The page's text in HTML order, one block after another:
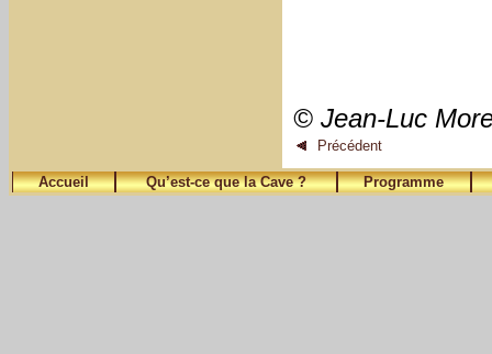
© Jean-Luc
Précédent
Accueil Qu’est-ce que la Cave ? Programme